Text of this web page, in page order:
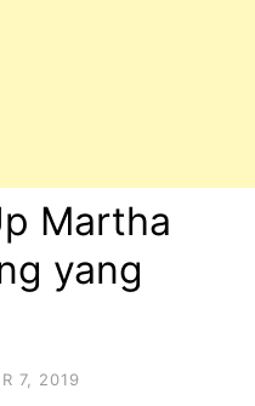
Martha
yang
7, 2019